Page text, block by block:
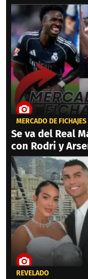
MERCADO DE FICHAJES
Se va del Real
con Rodri y
REVELADO